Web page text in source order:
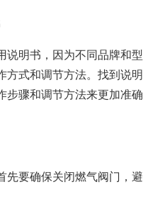
说明书，因为不同品牌和型
方式和调节方法。找到说明
步骤和调节方法来更加准确
先要确保关闭燃气阀门，避